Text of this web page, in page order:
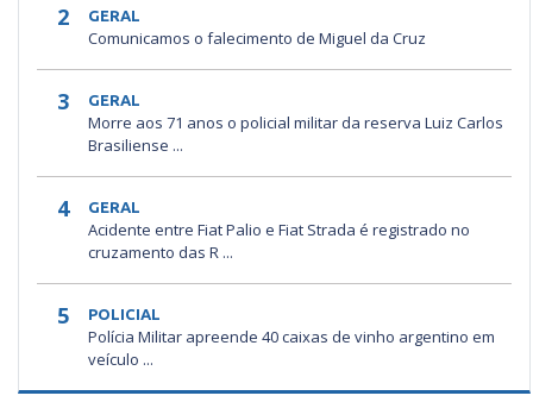
2 GERAL
Comunicamos o falecimento de Miguel da Cruz
3 GERAL
Morre aos 71 anos o policial militar da reserva Luiz Carlos
Brasiliense ...
4 GERAL
Acidente entre Fiat Palio e Fiat Strada é registrado no
cruzamento das R ...
5 POLICIAL
Polícia Militar apreende 40 caixas de vinho argentino em
veículo ...